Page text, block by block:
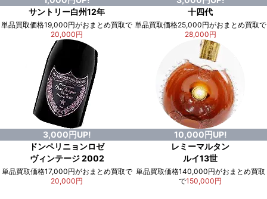
サントリー白州12年
単品買取価格19,000円がおまとめ買取で
20,000円
十四代
単品買取価格25,000円がおまとめ買取で
28,000円
3,000円UP!
ドンペリニョンロゼ
ヴィンテージ 2002
単品買取価格17,000円がおまとめ買取で
20,000円
10,000円UP!
レミーマルタン
ルイ13世
単品買取価格140,000円がおまとめ買取
で150,000円